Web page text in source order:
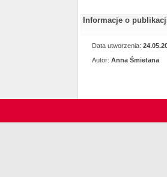
Informacje o
Data utworzenia:
Autor: Anna Śmietana